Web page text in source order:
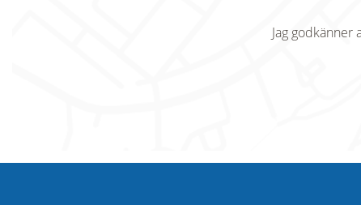
Jag